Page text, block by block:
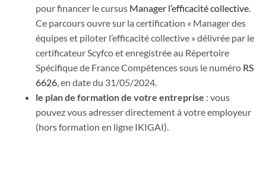
pour financer le cursus Manager l’efficacité collective.
Ce parcours ouvre sur la certification « Manager des
équipes et piloter l’efficacité collective » délivrée par le
certificateur Scyfco et enregistrée au Répertoire
Spécifique de France Compétences sous le numéro RS
6626, en date du 31/05/2024.
le plan de formation de votre entreprise : vous
pouvez vous adresser directement à votre employeur
(hors formation en ligne IKIGAI).